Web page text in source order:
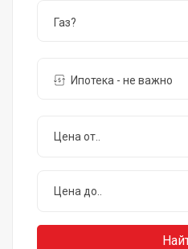
Газ?
Ипотека - не важно